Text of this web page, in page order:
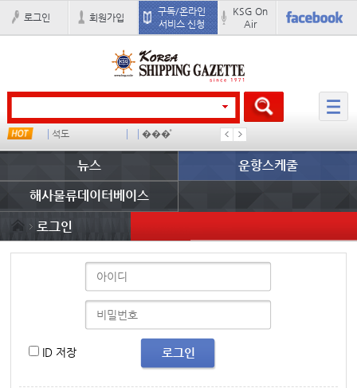
로그인 회원가입
구독/온라인
서비스 신청
KSG On
Air
대사 석도 ���ͤ 미중
뉴스 운항스케줄
해사물류데이터베이스
로그인
로그인
ID 저장